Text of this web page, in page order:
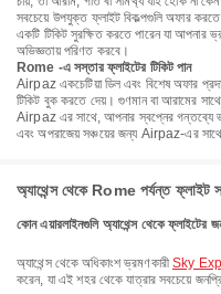
সবচেয়ে উপযুক্ত ফ্লাইট বিকল্পগুলি অফার
একটি টিকিট সুরক্ষিত করতে পারেন যা আপনার
অভিজ্ঞতায় পরিণত করবে।
Rome -এ সস্তার ফ্লাইটের টিকিট পান
Airpaz একচেটিয়া ডিল এবং বিশেষ অফার
টিকিট বুক করতে দেয়। গুণমান বা আরামের
Airpaz এর সাথে, আপনার স্বপ্নের গন্তব্যে
এবং অপরাজেয় সঞ্চয়ের জন্য Airpaz-এর
অ্যাথেন্স থেকে Rome পর্যন্ত ফ্লাইট
কোন এয়ারলাইনগুলি অ্যাথেন্স থেকে ফ্লাইটের
অ্যাথেন্স থেকে অধিকাংশ ভ্রমণকারী Sky
করেন, যা এই শহর থেকে যাত্রার সবচেয়ে